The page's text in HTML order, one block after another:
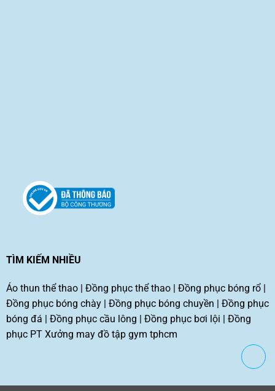
TÌM KIẾM NHIỀU
Áo thun thể thao| Đồng phục thể thao| Đồng phục bóng rổ|
Đồng phục bóng chày| Đồng phục bóng chuyền
Đồng phục
bóng đá
Đồng phục cầu lông Đồng phục bơi lội
Đồng
phục PT Xưởng may đồ tập gym tphcm